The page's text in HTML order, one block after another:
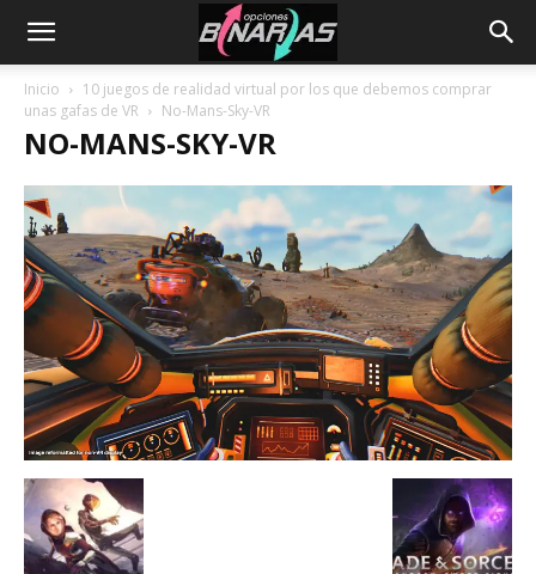
Inicio
10 juegos de realidad virtual por los que debemos comprar
unas gafas de VR
No-Mans-Sky-VR
NO-MANS-SKY-VR